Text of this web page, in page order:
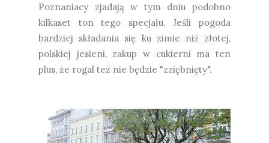
Poznaniacy zjadają w tym dniu podobno
kilkaset ton tego specjału. Jeśli pogoda
bardziej składania się ku zimie niż złotej,
polskiej jesieni, zakup w cukierni ma ten
plus, że rogal też nie będzie "zziębnięty".